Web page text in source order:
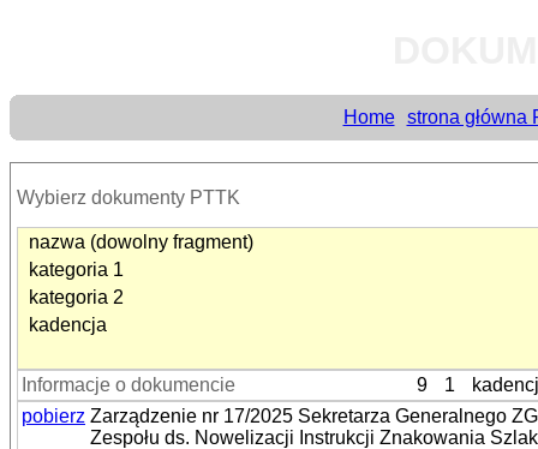
Home strona główna
Wybierz dokumenty PTTK
nazwa (dowolny fragment)
kategoria 1
kategoria 2
kadencja
Informacje o dokumencie 9 1
pobierz Zarządzenie nr 17/2025 Sekretarza Generalnego
Zespołu ds. Nowelizacji Instrukcji Znakowania